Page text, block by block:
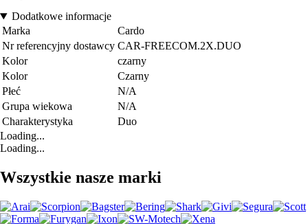
Dodatkowe informacje
Marka
Cardo
Nr referencyjny dostawcy CAR-FREECOM.2X.DUO
Kolor
czarny
Kolor
Czarny
Płeć
N/A
Grupa wiekowa
N/A
Charakterystyka
Duo
Loading...
Loading...
Wszystkie nasze marki